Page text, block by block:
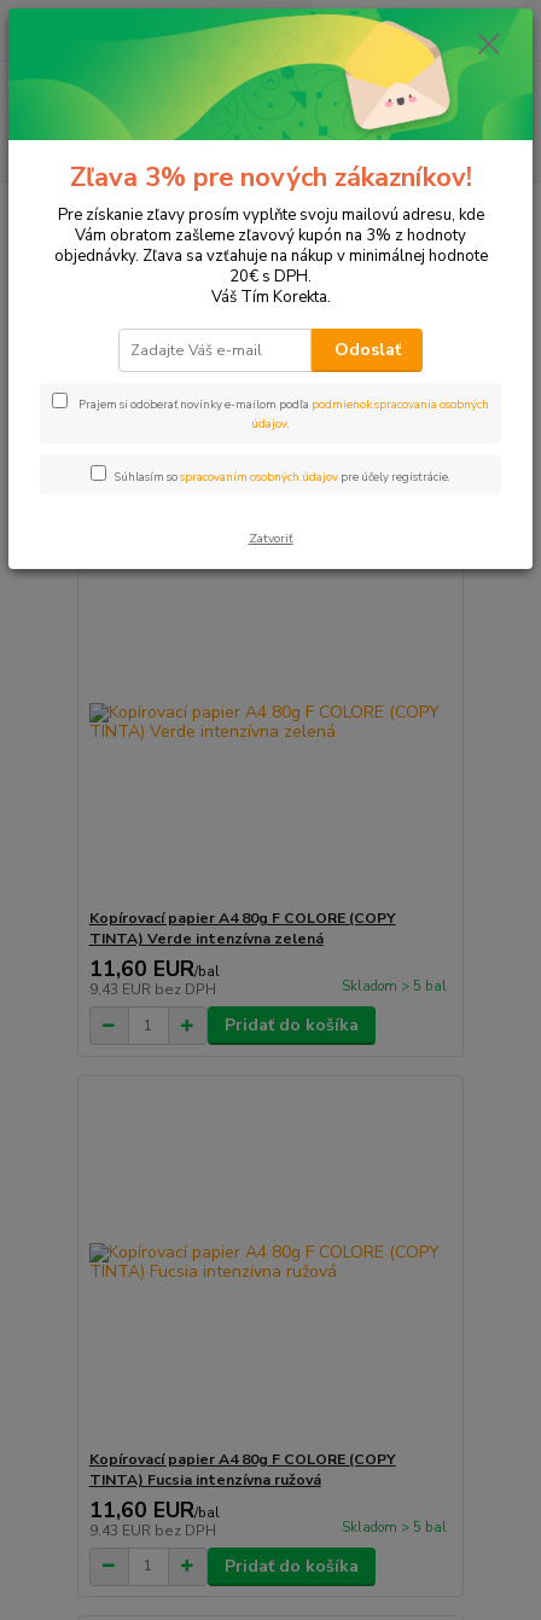
Menu
Hľadať
ks
za 0,00 EUR
Papier a zošity Kancelársky papier Ostatné papiere
Ostatné papiere
Upresniť parametre
Najnovšie Najlacnejšie Najdrahšie
Kopírovací papier A4 80g F COLORE (COPY
TINTA) Verde intenzívna zelená
11,60 EUR/bal
9,43 EUR bez DPH Skladom > 5 bal
Pridať do košíka
Kopírovací papier A4 80g F COLORE (COPY
TINTA) Fucsia intenzívna ružová
11,60 EUR/bal
9,43 EUR bez DPH Skladom > 5 bal
Pridať do košíka
Zľava 3% pre nových zákazníkov!
Pre získanie zľavy prosím vyplňte svoju mailovú adresu, kde
Vám obratom zašleme zľavový kupón na 3% z hodnoty
objednávky. Zľava sa vzťahuje na nákup v minimálnej hodnote
20€ s DPH.
Váš Tím Korekta.
Odoslať
Prajem si odoberať novinky e-mailom podľa podmienok spracovania osobných
údajov.
Súhlasím sospracovaním osobných údajov pre účely registrácie.
Zatvoriť